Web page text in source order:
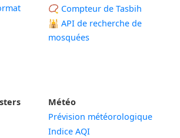
📿 Compteur de Tasbih
🕌 API de recherche de
mosquées
Widget
Météo
Prévision météorologique
Indice AQI